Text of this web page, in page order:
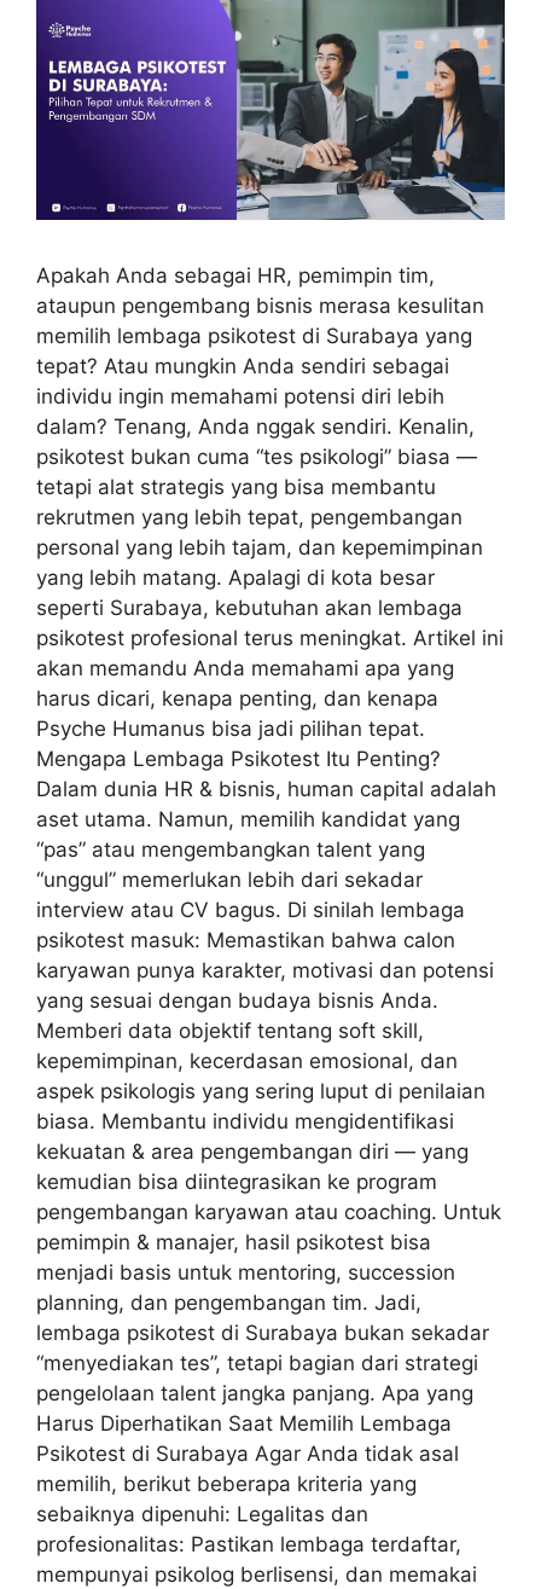
Apakah Anda sebagai HR, pemimpin tim,
ataupun pengembang bisnis merasa kesulitan
memilih lembaga psikotest di Surabaya yang
tepat? Atau mungkin Anda sendiri sebagai
individu ingin memahami potensi diri lebih
dalam? Tenang, Anda nggak sendiri. Kenalin,
psikotest bukan cuma “tes psikologi” biasa —
tetapi alat strategis yang bisa membantu
rekrutmen yang lebih tepat, pengembangan
personal yang lebih tajam, dan kepemimpinan
yang lebih matang. Apalagi di kota besar
seperti Surabaya, kebutuhan akan lembaga
psikotest profesional terus meningkat. Artikel ini
akan memandu Anda memahami apa yang
harus dicari, kenapa penting, dan kenapa
Psyche Humanus bisa jadi pilihan tepat.
Mengapa Lembaga Psikotest Itu Penting?
Dalam dunia HR & bisnis, human capital adalah
aset utama. Namun, memilih kandidat yang
“pas” atau mengembangkan talent yang
“unggul” memerlukan lebih dari sekadar
interview atau CV bagus. Di sinilah lembaga
psikotest masuk: Memastikan bahwa calon
karyawan punya karakter, motivasi dan potensi
yang sesuai dengan budaya bisnis Anda.
Memberi data objektif tentang soft skill,
kepemimpinan, kecerdasan emosional, dan
aspek psikologis yang sering luput di penilaian
biasa. Membantu individu mengidentifikasi
kekuatan & area pengembangan diri — yang
kemudian bisa diintegrasikan ke program
pengembangan karyawan atau coaching. Untuk
pemimpin & manajer, hasil psikotest bisa
menjadi basis untuk mentoring, succession
planning, dan pengembangan tim. Jadi,
lembaga psikotest di Surabaya bukan sekadar
“menyediakan tes”, tetapi bagian dari strategi
pengelolaan talent jangka panjang. Apa yang
Harus Diperhatikan Saat Memilih Lembaga
Psikotest di Surabaya Agar Anda tidak asal
memilih, berikut beberapa kriteria yang
sebaiknya dipenuhi: Legalitas dan
profesionalitas: Pastikan lembaga terdaftar,
mempunyai psikolog berlisensi, dan memakai